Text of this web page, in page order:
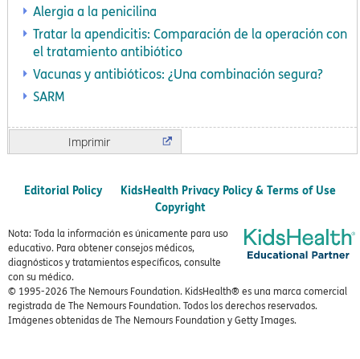
Alergia a la penicilina
Tratar la apendicitis: Comparación de la operación con
el tratamiento antibiótico
Vacunas y antibióticos: ¿Una combinación segura?
SARM
Imprimir
Editorial Policy
KidsHealth Privacy Policy & Terms of Use
Copyright
Nota: Toda la información es únicamente para uso
educativo. Para obtener consejos médicos,
diagnósticos y tratamientos específicos, consulte
con su médico.
© 1995-2026 The Nemours Foundation. KidsHealth® es una marca comercial
registrada de The Nemours Foundation. Todos los derechos reservados.
Imágenes obtenidas de The Nemours Foundation y Getty Images.